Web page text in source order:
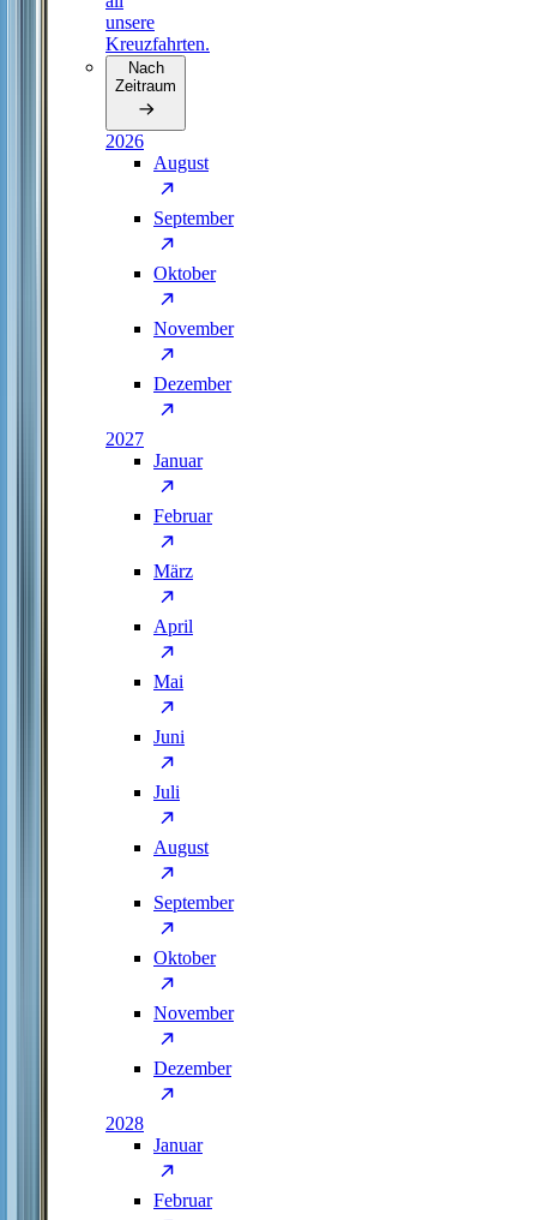
unsere
Kreuzfahrten.
Nach
Zeitraum
2026
August
September
Oktober
November
Dezember
2027
Januar
Februar
März
April
Mai
Juni
Juli
August
September
Oktober
November
Dezember
2028
Januar
Februar